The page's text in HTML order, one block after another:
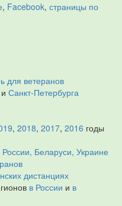
, Facebook, страницы по
для ветеранов
и Санкт-Петербурга
, 2018, 2017, 2016 годы
Беларуси, Украине
дистанциях
в России и в